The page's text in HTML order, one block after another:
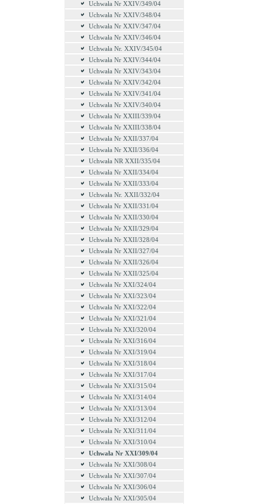
Uchwała Nr XXIV/349/04
Uchwała Nr XXIV/348/04
Uchwała Nr XXIV/347/04
Uchwała Nr XXIV/346/04
Uchwała Nr. XXIV/345/04
Uchwała Nr XXIV/344/04
Uchwała Nr XXIV/343/04
Uchwała Nr XXIV/342/04
Uchwała Nr XXIV/341/04
Uchwała Nr XXIV/340/04
Uchwała Nr XXIII/339/04
Uchwała Nr XXIII/338/04
Uchwała Nr XXII/337/04
Uchwała Nr XXII/336/04
Uchwała NR XXII/335/04
Uchwała Nr XXII/334/04
Uchwała Nr XXII/333/04
Uchwała Nr. XXII/332/04
Uchwała Nr XXII/331/04
Uchwała Nr XXII/330/04
Uchwała Nr XXII/329/04
Uchwała Nr XXII/328/04
Uchwała Nr XXII/327/04
Uchwała Nr XXII/326/04
Uchwała Nr XXII/325/04
Uchwała Nr XXI/324/04
Uchwała Nr XXI/323/04
Uchwała Nr XXI/322/04
Uchwała Nr XXI/321/04
Uchwała Nr XXI/320/04
Uchwała Nr XXI/316/04
Uchwała Nr XXI/319/04
Uchwała Nr XXI/318/04
Uchwała Nr XXI/317/04
Uchwała Nr XXI/315/04
Uchwała Nr XXI/314/04
Uchwała Nr XXI/313/04
Uchwała Nr XXI/312/04
Uchwała Nr XXI/311/04
Uchwała Nr XXI/310/04
Uchwała Nr XXI/309/04
Uchwała Nr XXI/308/04
Uchwała Nr XXI/307/04
Uchwała Nr XXI/306/04
Uchwała Nr XXI/305/04